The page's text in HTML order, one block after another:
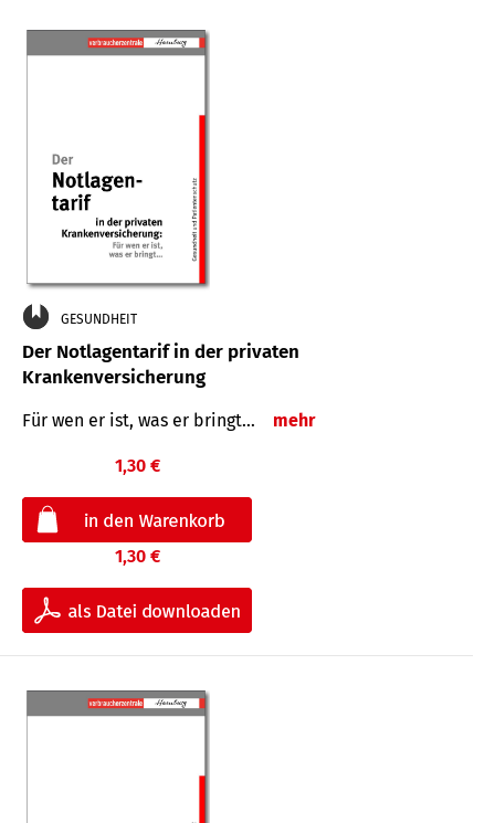
GESUNDHEIT
Der Notlagentarif in der privaten
Krankenversicherung
Für wen er ist, was er bringt… mehr
1,30 €
1,30 €